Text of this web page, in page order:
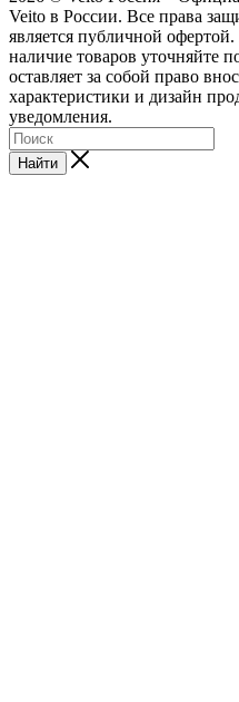
Veito в России. Все права
является публичной
наличие товаров уточняйте
оставляет за собой право
характеристики и дизайн
уведомления.
Найти